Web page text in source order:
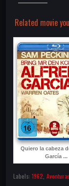
Related movie
Quiero la cabeza
García ...
Labels: 1962 Aventuras